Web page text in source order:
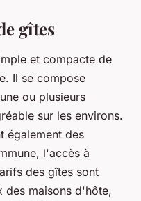
gîtes
et compacte de
Il se compose
ou plusieurs
sur les environs.
également des
l'accès à
des gîtes sont
des maisons d'hôte,